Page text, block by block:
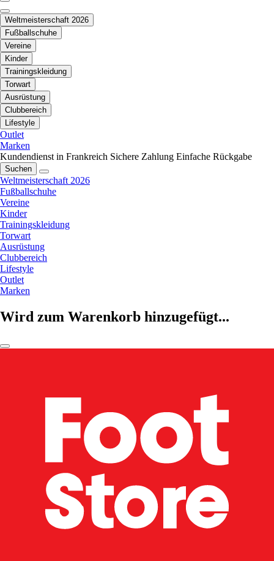
Weltmeisterschaft 2026
Fußballschuhe
Vereine
Kinder
Trainingskleidung
Torwart
Ausrüstung
Clubbereich
Lifestyle
Outlet
Marken
Kundendienst in Frankreich Sichere Zahlung Einfache Rückgabe
Suchen
Weltmeisterschaft 2026
Fußballschuhe
Vereine
Kinder
Trainingskleidung
Torwart
Ausrüstung
Clubbereich
Lifestyle
Outlet
Marken
Wird zum Warenkorb hinzugefügt...